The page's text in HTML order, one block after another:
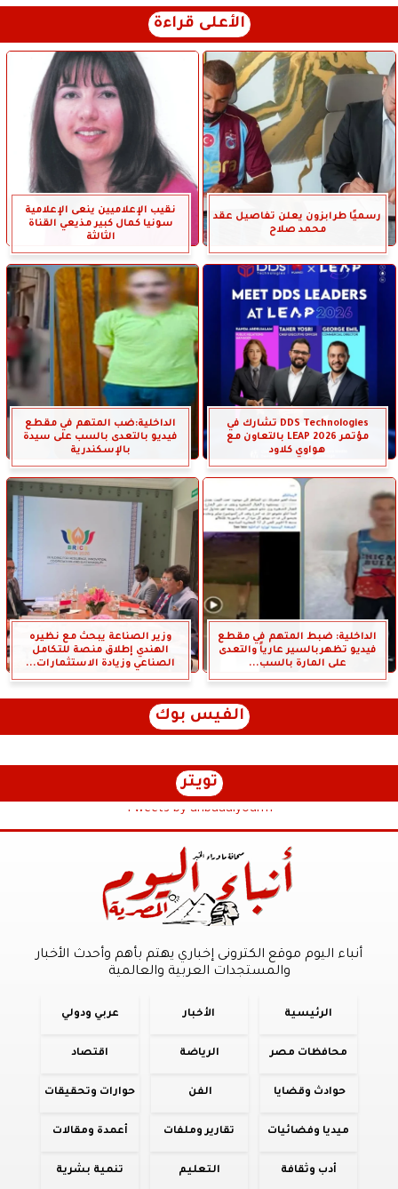
الأعلى قراءة
رسميًا طرابزون يعلن تفاصيل عقد
محمد صلاح
نقيب الإعلاميين ينعى الإعلامية
سونيا كمال كبير مذيعي القناة
الثالثة
DDS Technologies تشارك في
مؤتمر LEAP 2026 بالتعاون مع
هواوي كلاود
الداخلية:ضب المتهم في مقطع
فيديو بالتعدى بالسب على سيدة
بالإسكندرية
الداخلية: ضبط المتهم في مقطع
فيديو تظهربالسير عارياً والتعدى
على المارة بالسب...
وزير الصناعة يبحث مع نظيره
الهندي إطلاق منصة للتكامل
الصناعي وزيادة الاستثمارات...
الفيس بوك
تويتر
Tweets by anbaaalyoum1
أنباء اليوم موقع الكترونى إخباري يهتم بأهم وأحدث الأخبار
والمستجدات العربية والعالمية
الرئيسية الأخبار عربي ودولي
محافظات مصر الرياضة اقتصاد
حوادث وقضايا الفن حوارات وتحقيقات
ميديا وفضائيات تقارير وملفات أعمدة ومقالات
أدب وثقافة التعليم تنمية بشرية